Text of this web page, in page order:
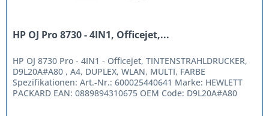
HP OJ Pro 8730 - 4IN1, Officejet,...
HP OJ 8730 Pro - 4IN1 - Officejet, TINTENSTRAHLDRUCKER,
D9L20A#A80 , A4, DUPLEX, WLAN, MULTI, FARBE
Spezifikationen: Art.-Nr.: 600025440641 Marke: HEWLETT
PACKARD EAN: 0889894310675 OEM Code: D9L20A#A80